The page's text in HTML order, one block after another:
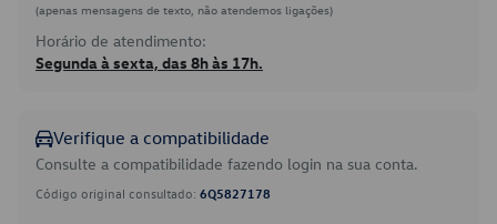
(apenas mensagens de texto, não atendemos ligações)
Horário de atendimento:
Segunda à sexta, das 8h às 17h.
Verifique a compatibilidade
Consulte a compatibilidade fazendo login na sua conta.
Código original consultado: 6Q5827178